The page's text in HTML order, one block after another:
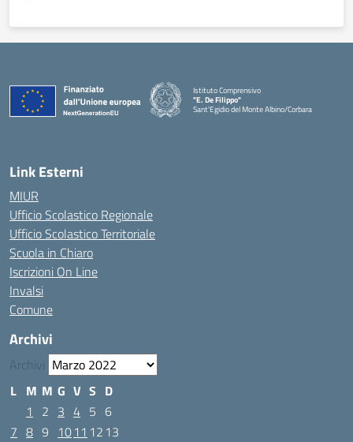
Istituto Comprensivo
"E. De Filippo"
Sant'Egidio del Monte Albino/Corbara
Link Esterni
MIUR
Ufficio Scolastico Regionale
Ufficio Scolastico Territoriale
Scuola in Chiaro
Iscrizioni On Line
Invalsi
Comune
Archivi
Archivi
L M M G V S D
1
2 3 4 5 6
7 8 9 1011 12 13